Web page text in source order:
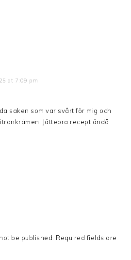
at 7:09 pm
saken som var svårt för mig och
Jättebra recept ändå
be published. Required fields are